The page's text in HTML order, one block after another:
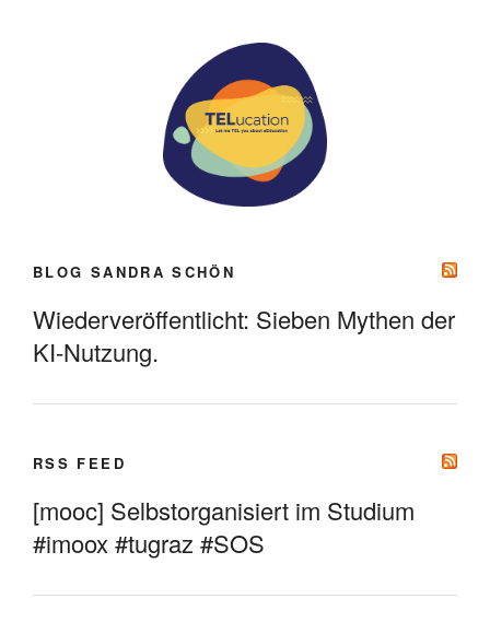
BLOG SANDRA SCHÖN
Wiederveröffentlicht: Sieben Mythen der
KI-Nutzung.
RSS FEED
[mooc] Selbstorganisiert im Studium
#imoox #tugraz #SOS